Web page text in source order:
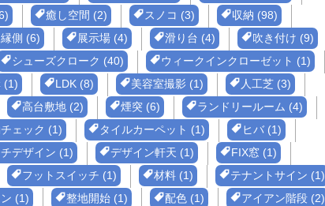
癒し空間 (2) スノコ (3)
収納 (98)
縁側 (6) 展示場 (4) 滑り台 (4)
吹き付け (9)
シューズクローク (40)
ウィークインクローゼット (1)
(1) LDK (8) 美容室撮影 (1)
人工芝 (3)
高台敷地 (2) 煙突 (6)
ランドリールーム (4)
ェック (1) タイルカーペット (1)
ヒバ (1)
デザイン (1) デザイン軒天 (1)
FIX窓 (1)
フットスイッチ (1) 材料 (1)
テナントサイン (1)
(1) 整地開始 (1) 配色 (1)
アイアン階段 (2)